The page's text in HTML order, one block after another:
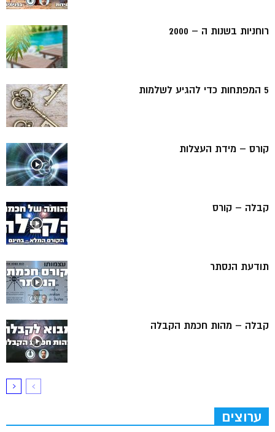
רוחניות בשנות ה – 2000
5 המפתחות כדי להגיע לשלמות
קורס – מידת העצלות
קבלה – קורס
תודעת הנסתר
קבלה – מהות חכמת הקבלה
ערוצים